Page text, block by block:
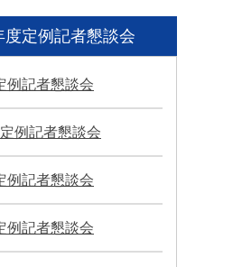
度定例記者懇談会
例記者懇談会
例記者懇談会
例記者懇談会
例記者懇談会